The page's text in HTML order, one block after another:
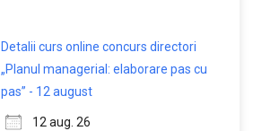
Detalii curs online concurs directori
„Planul managerial: elaborare pas cu
pas” - 12 august
12 aug. 26